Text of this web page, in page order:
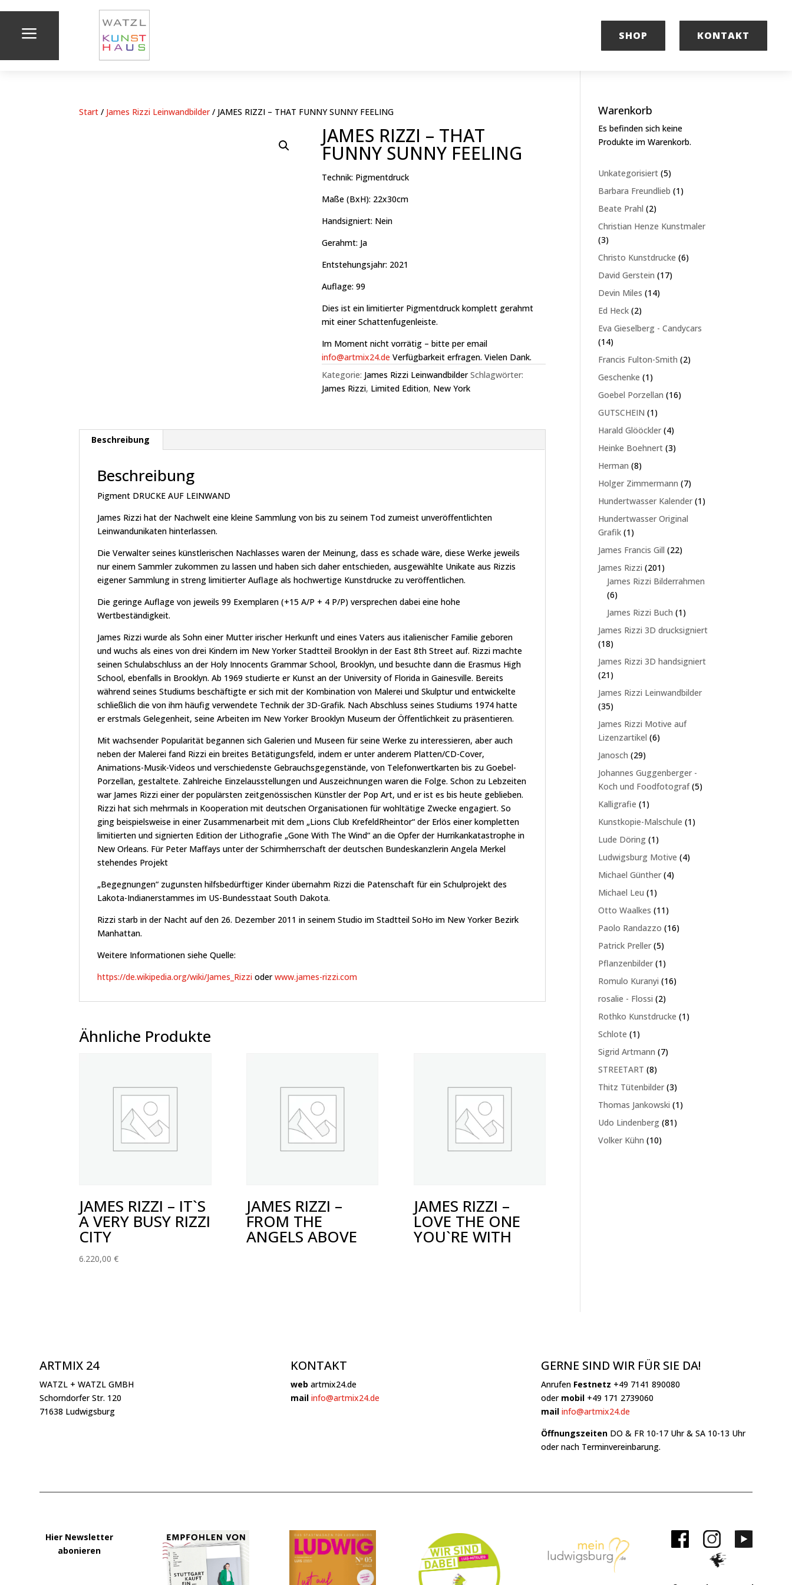
a SHOP KONTAKT
Start / James Rizzi Leinwandbilder/ JAMES RIZZI – THAT FUNNY SUNNY FEELING
JAMES RIZZI – THAT
FUNNY SUNNY FEELING
Technik: Pigmentdruck
Maße (BxH): 22x30cm
Handsigniert: Nein
Gerahmt: Ja
Entstehungsjahr: 2021
Auflage: 99
Dies ist ein limitierter Pigmentdruck komplett gerahmt
mit einer Schattenfugenleiste.
Im Moment nicht vorrätig – bitte per email
info@artmix24.de Verfügbarkeit erfragen. Vielen Dank.
Kategorie: James Rizzi Leinwandbilder Schlagwörter:
James Rizzi, Limited Edition, New York
Beschreibung
Beschreibung
Pigment DRUCKE AUF LEINWAND
James Rizzi hat der Nachwelt eine kleine Sammlung von bis zu seinem Tod zumeist unveröffentlichten
Leinwandunikaten hinterlassen.
Die Verwalter seines künstlerischen Nachlasses waren der Meinung, dass es schade wäre, diese Werke jeweils
nur einem Sammler zukommen zu lassen und haben sich daher entschieden, ausgewählte Unikate aus Rizzis
eigener Sammlung in streng limitierter Auflage als hochwertige Kunstdrucke zu veröffentlichen.
Die geringe Auflage von jeweils 99 Exemplaren (+15 A/P + 4 P/P) versprechen dabei eine hohe
Wertbeständigkeit.
James Rizzi wurde als Sohn einer Mutter irischer Herkunft und eines Vaters aus italienischer Familie geboren
und wuchs als eines von drei Kindern im New Yorker Stadtteil Brooklyn in der East 8th Street auf. Rizzi machte
seinen Schulabschluss an der Holy Innocents Grammar School, Brooklyn, und besuchte dann die Erasmus High
School, ebenfalls in Brooklyn. Ab 1969 studierte er Kunst an der University of Florida in Gainesville. Bereits
während seines Studiums beschäftigte er sich mit der Kombination von Malerei und Skulptur und entwickelte
schließlich die von ihm häufig verwendete Technik der 3D-Grafik. Nach Abschluss seines Studiums 1974 hatte
er erstmals Gelegenheit, seine Arbeiten im New Yorker Brooklyn Museum der Öffentlichkeit zu präsentieren.
Mit wachsender Popularität begannen sich Galerien und Museen für seine Werke zu interessieren, aber auch
neben der Malerei fand Rizzi ein breites Betätigungsfeld, indem er unter anderem Platten/CD-Cover,
Animations-Musik-Videos und verschiedenste Gebrauchsgegenstände, von Telefonwertkarten bis zu Goebel-
Porzellan, gestaltete. Zahlreiche Einzelausstellungen und Auszeichnungen waren die Folge. Schon zu Lebzeiten
war James Rizzi einer der populärsten zeitgenössischen Künstler der Pop Art, und er ist es bis heute geblieben.
Rizzi hat sich mehrmals in Kooperation mit deutschen Organisationen für wohltätige Zwecke engagiert. So
ging beispielsweise in einer Zusammenarbeit mit dem „Lions Club KrefeldRheintor“ der Erlös einer kompletten
limitierten und signierten Edition der Lithografie „Gone With The Wind“ an die Opfer der Hurrikankatastrophe in
New Orleans. Für Peter Maffays unter der Schirmherrschaft der deutschen Bundeskanzlerin Angela Merkel
stehendes Projekt
„Begegnungen“ zugunsten hilfsbedürftiger Kinder übernahm Rizzi die Patenschaft für ein Schulprojekt des
Lakota-Indianerstammes im US-Bundesstaat South Dakota.
Rizzi starb in der Nacht auf den 26. Dezember 2011 in seinem Studio im Stadtteil SoHo im New Yorker Bezirk
Manhattan.
Weitere Informationen siehe Quelle:
https://de.wikipedia.org/wiki/James_Rizzi oderwww.james-rizzi.com
Ähnliche Produkte
JAMES RIZZI – IT`S
A VERY BUSY RIZZI
CITY
6.220,00€
JAMES RIZZI –
FROM THE
ANGELS ABOVE
JAMES RIZZI –
LOVE THE ONE
YOU`RE WITH
Warenkorb
Es befinden sich keine
Produkte im Warenkorb.
Unkategorisiert 55
Produkte
Barbara Freundlieb 11
Beate Prahl 22
Produkte
Christian Henze Kunstmaler
33
Produkte
Christo Kunstdrucke 66
David Gerstein 1717
Devin Miles 1414
Ed Heck 22
Produkte
Eva Gieselberg - Candycars
1414
Produkte
Francis Fulton-Smith 22
Geschenke 11
Produkt
Goebel Porzellan 1616
GUTSCHEIN 11
Produkt
Harald Glööckler 44
Produkte
Heinke Boehnert 33
Herman 88
Holger Zimmermann 77
Produkte
Hundertwasser Kalender 11
Hundertwasser Original
Grafik 11
Produkt
James Francis Gill 2222
James Rizzi 201201
Produkte
James Rizzi Bilderrahmen
66
Produkte
James Rizzi Buch 11
Produkt
James Rizzi 3D drucksigniert
1818
Produkte
James Rizzi 3D handsigniert
2121
Produkte
James Rizzi Leinwandbilder
3535
Produkte
James Rizzi Motive auf
Lizenzartikel 66
Janosch 2929
Produkte
Johannes Guggenberger -
Koch und Foodfotograf 55
Kalligrafie 11
Produkt
Kunstkopie-Malschule 11
Lude Döring 11
Produkt
Ludwigsburg Motive 44
Michael Günther 44
Michael Leu 11
Produkt
Otto Waalkes 1111
Produkte
Paolo Randazzo 1616
Patrick Preller 55
Produkte
Pflanzenbilder 11
Produkt
Romulo Kuranyi 1616
rosalie - Flossi 22
Produkte
Rothko Kunstdrucke 11
Schlote 11
Produkt
Sigrid Artmann 77
STREETART 88
Produkte
Thitz Tütenbilder 33
Produkte
Thomas Jankowski 11
Udo Lindenberg 8181
Volker Kühn 1010
ARTMIX 24
WATZL + WATZL GMBH
Schorndorfer Str. 120
71638 Ludwigsburg
KONTAKT
web artmix24.de
mail info@artmix24.de
GERNE SIND WIR FÜR SIE DA!
Anrufen Festnetz +49 7141 890080
oder mobil+49 171 2739060
mail info@artmix24.de
ÖffnungszeitenDO & FR 10-17 Uhr & SA 10-13 Uhr
oder nach Terminvereinbarung.
Hier Newsletter
abonieren